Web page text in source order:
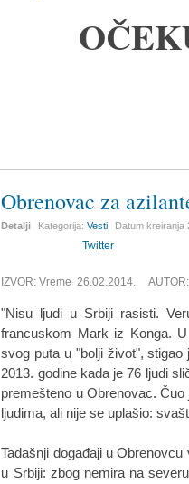
Obrenovac za
Detalji Kategorija:Vesti Datum kreiranja
Twitter
IZVOR: Vreme 26.02.2014.
"Nisu ljudi u Srbiji rasisti.
francuskom Mark iz Konga.
svog puta u "bolji život",
2013. godine kada je 76 ljudi
premešteno u Obrenovac.
ljudima, ali nije se uplašio:
Tadašnji događaji u
u Srbiji: zbog nemira na